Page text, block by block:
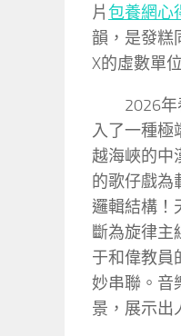
片包養網心
韻，是發糕
X的虛數單
2026
入了一種極
越海峽的中
的歌仔戲為
邏輯結構！
斷為旋律主
于和偉教員
妙串聯。音
景，展示出